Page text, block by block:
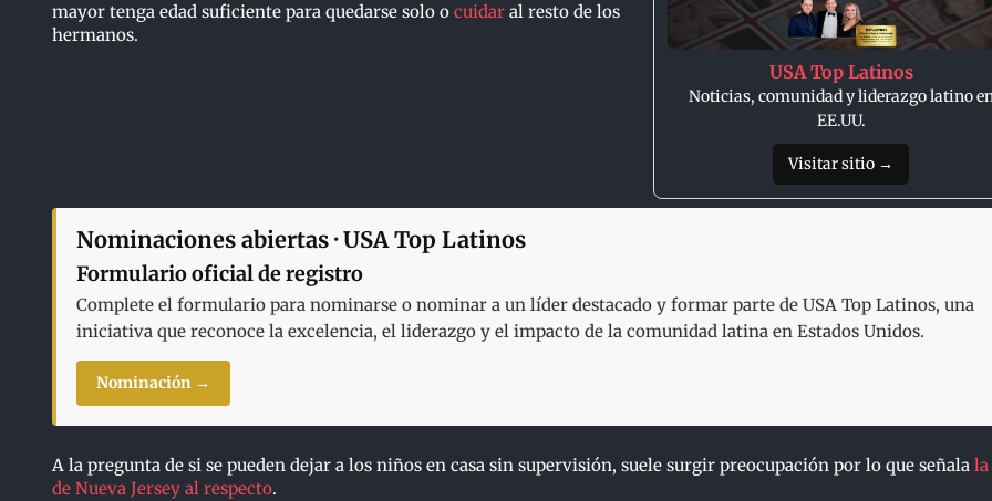
USA Top Latinos
Noticias, comunidad y liderazgo latino
EE.UU.
Visitar sitio →
mayor tenga edad suficiente para quedarse solo o cuidar al resto de los
hermanos.
Nominaciones abiertas · USA Top Latinos
Formulario oficial de registro
Complete el formulario para nominarse o nominar a un líder destacado y formar parte de USA Top Latinos, una
iniciativa que reconoce la excelencia, el liderazgo y el impacto de la comunidad latina en Estados Unidos.
Nominación →
A la pregunta de si se pueden dejar a los niños en casa sin supervisión, suele surgir preocupación por lo que señala
de Nueva Jersey al respecto.